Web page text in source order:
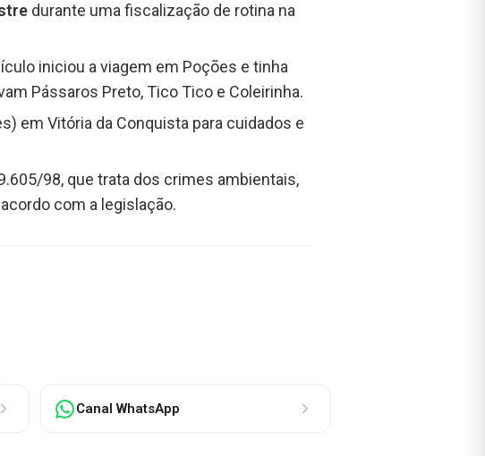
durante uma fiscalização de rotina na
iniciou a viagem em Poções e tinha
Pássaros Preto, Tico Tico e Coleirinha.
em Vitória da Conquista para cuidados e
98, que trata dos crimes ambientais,
com a legislação.
Canal WhatsApp